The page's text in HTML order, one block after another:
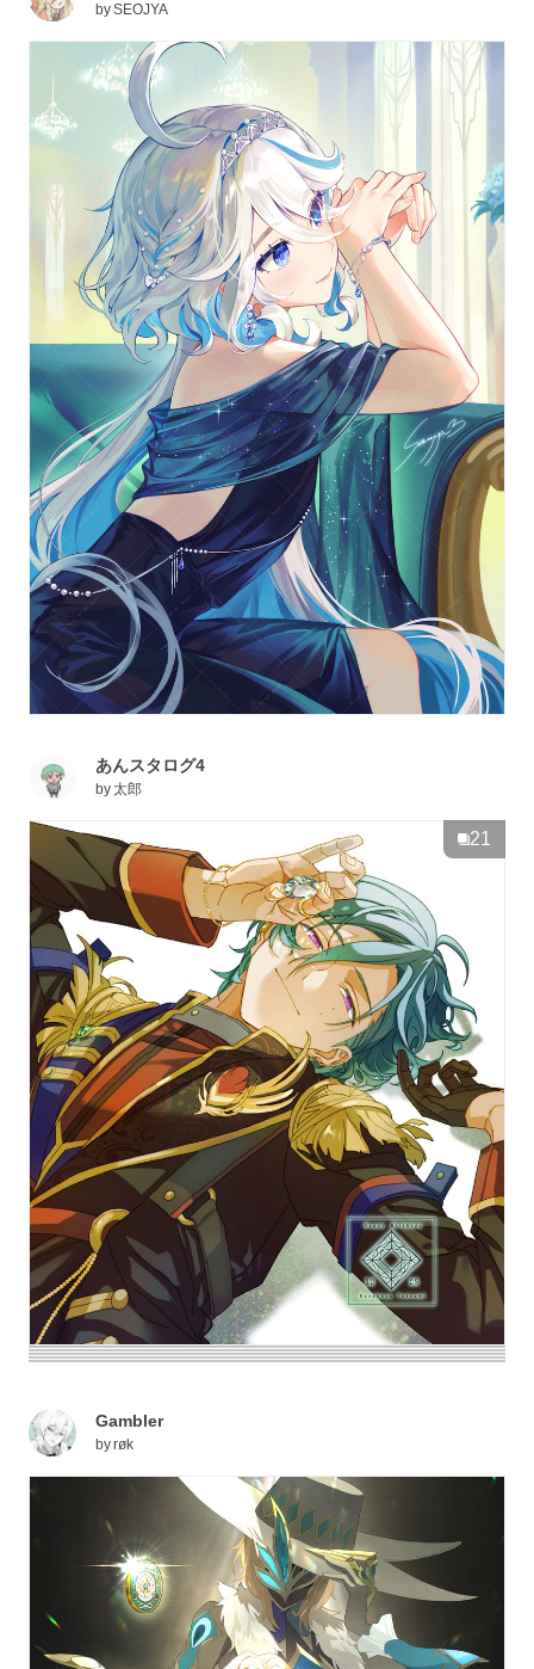
bySEOJYA
あんスタログ4
by太郎
21
Gambler
byrøk